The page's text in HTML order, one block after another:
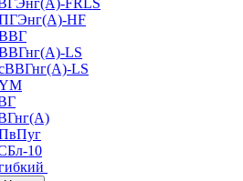
FRLS
HF
LS
LS
10